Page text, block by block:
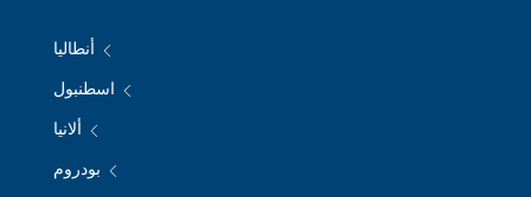
أنطاليا
اسطنبول
ألانيا
بودروم